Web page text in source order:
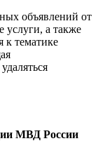
объявлений от
услуги, а также
к тематике
МВД России